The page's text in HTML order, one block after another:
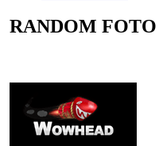
RANDOM FOTO